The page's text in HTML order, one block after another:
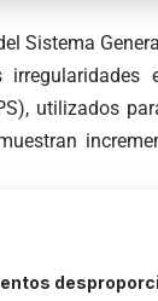
Sistema
utilizados